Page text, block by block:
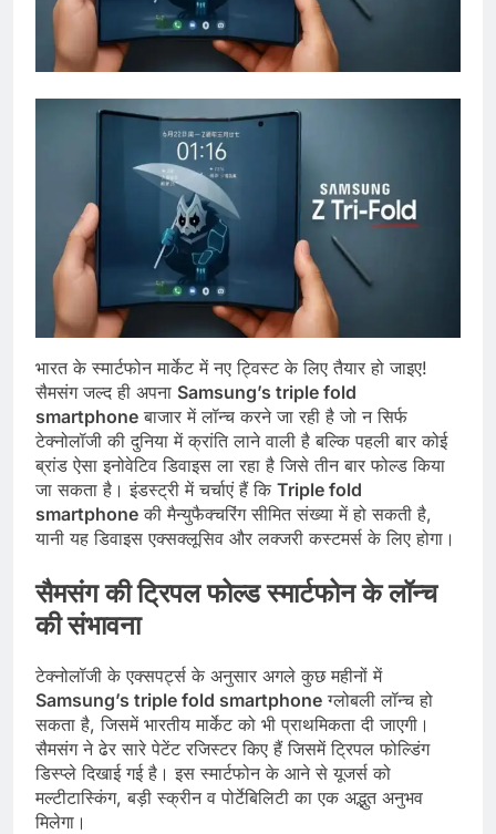
भारत के स्मार्टफोन मार्केट में नए ट्विस्ट के लिए तैयार हो जाइए!
सैमसंग जल्द ही अपना Samsung’s triple fold
smartphone बाजार में लॉन्च करने जा रही है जो न सिर्फ
टेक्नोलॉजी की दुनिया में क्रांति लाने वाली है बल्कि पहली बार कोई
ब्रांड ऐसा इनोवेटिव डिवाइस ला रहा है जिसे तीन बार फोल्ड किया
जा सकता है। इंडस्ट्री में चर्चाएं हैं कि Triple fold
smartphone की मैन्युफैक्चरिंग सीमित संख्या में हो सकती है,
यानी यह डिवाइस एक्सक्लूसिव और लक्जरी कस्टमर्स के लिए होगा।
सैमसंग की ट्रिपल फोल्ड स्मार्टफोन के लॉन्च
की संभावना
टेक्नोलॉजी के एक्सपर्ट्स के अनुसार अगले कुछ महीनों में
Samsung’s triple fold smartphone ग्लोबली लॉन्च हो
सकता है, जिसमें भारतीय मार्केट को भी प्राथमिकता दी जाएगी।
सैमसंग ने ढेर सारे पेटेंट रजिस्टर किए हैं जिसमें ट्रिपल फोल्डिंग
डिस्प्ले दिखाई गई है। इस स्मार्टफोन के आने से यूजर्स को
मल्टीटास्किंग, बड़ी स्क्रीन व पोर्टेबिलिटी का एक अद्भुत अनुभव
मिलेगा।